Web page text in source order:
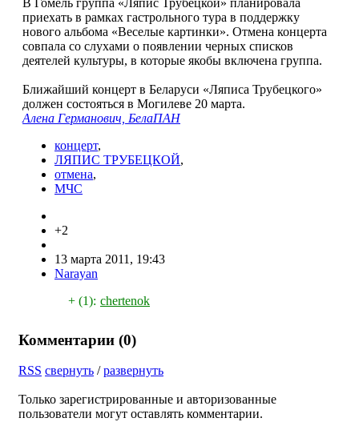
приехать в рамках гастрольного тура в поддержку
нового альбома «Веселые картинки». Отмена концерта
совпала со слухами о появлении черных списков
деятелей культуры, в которые якобы включена группа.
Ближайший концерт в Беларуси «Ляписа Трубецкого»
должен состояться в Могилеве 20 марта.
Алена Германович, БелаПАН
концерт,
ЛЯПИС ТРУБЕЦКОЙ,
отмена,
МЧС
+2
13 марта 2011, 19:43
Narayan
+ (1): chertenok
Комментарии (0)
RSS свернуть /развернуть
Только зарегистрированные и авторизованные
пользователи могут оставлять комментарии.